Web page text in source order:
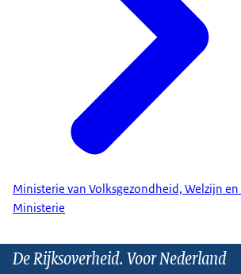
Ministerie van Volksgezondheid, Welzijn
Ministerie
De Rijksoverheid. Voor Nederland